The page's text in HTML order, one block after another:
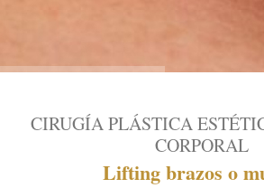
CIRUGÍA PLÁSTICA
CORPORAL
Lifting brazos o